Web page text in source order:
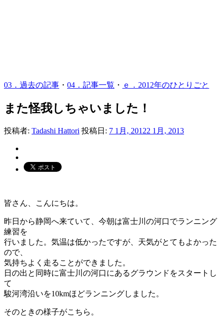
03．過去の記事 ・ 04．記事一覧 ・ ｅ．2012年のひとりごと
また怪我しちゃいました！
投稿者: Tadashi Hattori 投稿日: 7 1月, 20122 1月, 2013
皆さん、こんにちは。
昨日から静岡へ来ていて、今朝は富士川の河口でランニング
練習を
行いました。気温は低かったですが、天気がとてもよかった
ので、
気持ちよく走ることができました。
日の出と同時に富士川の河口にあるグラウンドをスタートし
て
駿河湾沿いを10kmほどランニングしました。
そのときの様子がこちら。